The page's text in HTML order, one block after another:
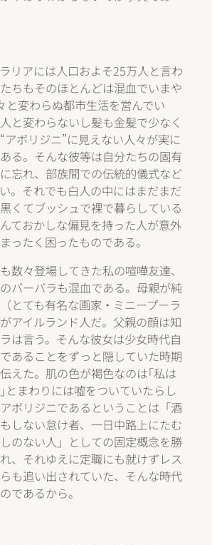
リアには人口およそ25万人と言わ
ちもそのほとんどは混血でいまや
と変わらぬ都市生活を営んでい
と変わらないし髪も金髪で少なく
アボリジニ”に見えない人々が実に
る。そんな彼等は自分たちの固有
忘れ、部族間での伝統的儀式など
。それでも白人の中にはまだまだ
くてブッシュで裸で暮らしている
ておかしな偏見を持った人が意外
ったく困ったものである。
数々登場してきた私の喧嘩友達、
バーバラも混血である。母親が純
とても有名な画家・ミニープーラ
アイルランド人だ。父親の顔は知
は言う。そんな彼女は少女時代自
あることをずっと隠していた時期
えた。肌の色が褐色なのは｢私は
とまわりには嘘をついていたらし
ボリジニであるということは「酒
しない怠け者、一日中路上にたむ
のない人」としての固定概念を勝
、それゆえに定職にも就けずレス
も追い出されていた、そんな時代
であるから。